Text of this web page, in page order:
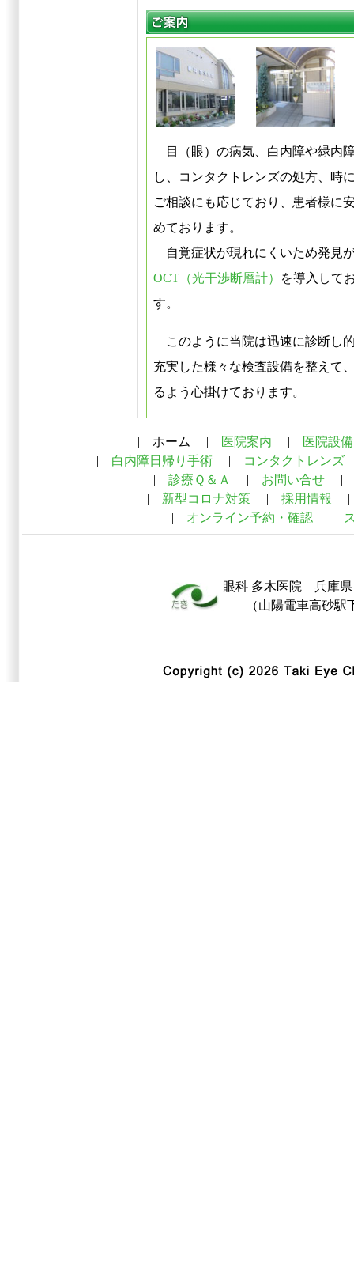
目（眼）の病気、白内障や緑内
し、コンタクトレンズの処方、時
ご相談にも応じており、患者様に
めております。
自覚症状が現れにくいため発見
OCT（光干渉断層計）
を導入して
す。
このように当院は迅速に診断し
充実した様々な検査設備を整えて
るよう心掛けております。
| ホーム | 医院案内 | 医院設備
| 白内障日帰り手術| コンタクトレンズ
| 診療Ｑ＆Ａ | お問い合せ
| 新型コロナ対策| 採用情報
| オンライン予約・確認|
眼科 多木医院 兵庫県
（山陽電車高砂駅